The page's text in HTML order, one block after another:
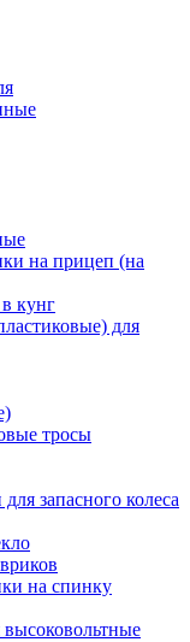
на прицеп (на
кунг
для
тросы
запасного колеса
на спинку